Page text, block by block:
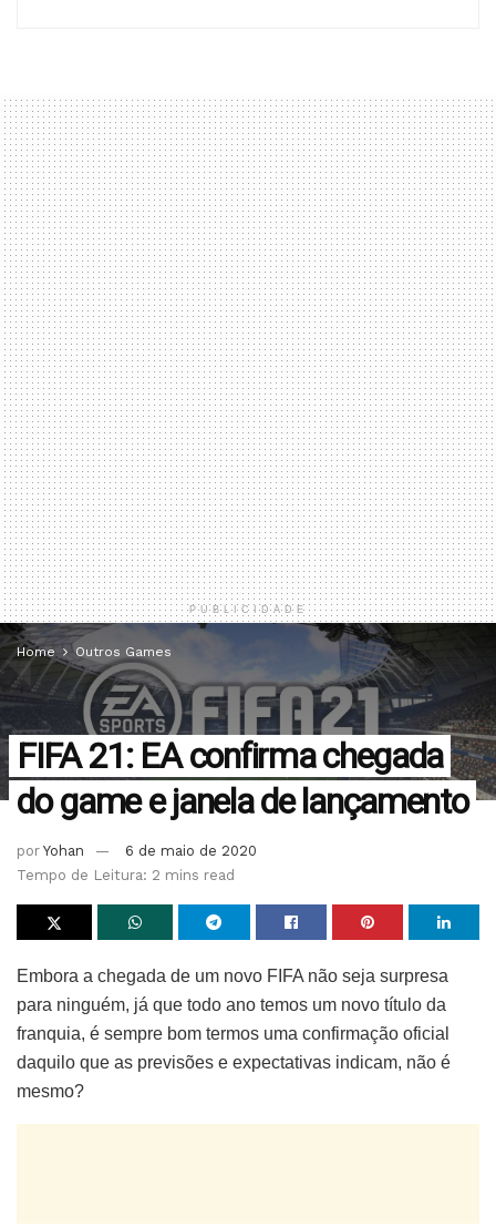
PUBLICIDADE
Home Outros Games
FIFA 21: EA confirma chegada
do game e janela de lançamento
por Yohan
6 de maio de 2020
Tempo de Leitura: 2 mins read
Embora a chegada de um novo FIFA não seja surpresa
para ninguém, já que todo ano temos um novo título da
franquia, é sempre bom termos uma confirmação oficial
daquilo que as previsões e expectativas indicam, não é
mesmo?